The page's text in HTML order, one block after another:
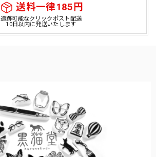
送料一律185円
追跡可能なクリックポスト配送
10日以内に発送いたします